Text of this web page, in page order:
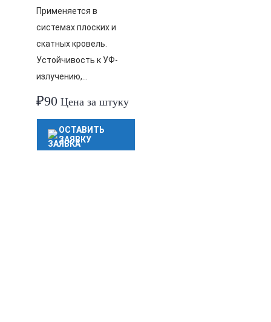
Применяется в
системах плоских и
скатных кровель.
Устойчивость к УФ-
излучению,…
₽90 Цена за штуку
ОСТАВИТЬ
ЗАЯВКУ